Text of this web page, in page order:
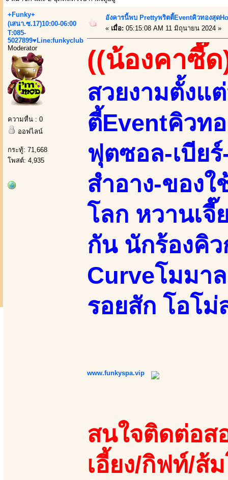
+Funky+
(เสนา.ซ.17)10:00-06:00
T:085-
5027899♥Line:funkyclub
Moderator
ความหื่น : 0
ออฟไลน์
กระทู้: 71,668
โพสต์: 4,935
อังคารนี้พบ Prettyพริตตี้Eventคิวทองสุด
« เมื่อ: 05:15:08 AM 11 มิถุนายน 2024 »
((น้องคาซี๊ด
สวยงามตั้งแ
ตี้Eventคิวท
ฟุตซอล-เบีย
สำอาง-ของ
โลก หวานเ
กัน นักร้องคิว
Curveโมมา
รอยสัก โอโม่
www.funkyspa.vip
สนใจติดต่อส
เอี้ยง/กิฟท์/ส้